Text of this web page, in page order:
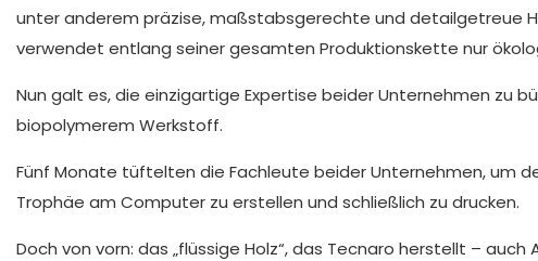
unter anderem präzise, maßstabsgerechte und detailgetreue
verwendet entlang seiner gesamten Produktionskette nur
Nun galt es, die einzigartige Expertise beider Unternehmen zu
biopolymerem Werkstoff.
Fünf Monate tüftelten die Fachleute beider Unternehmen, um
Trophäe am Computer zu erstellen und schließlich zu drucken.
Doch von vorn: das „flüssige Holz“, das Tecnaro herstellt –